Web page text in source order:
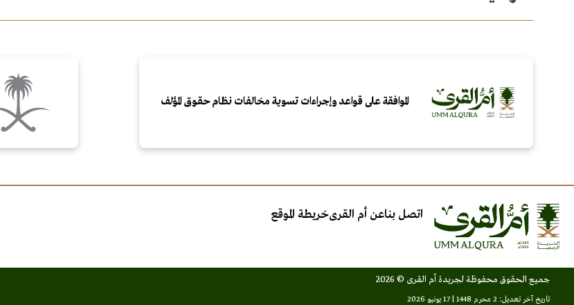
الموافقة على قواعد وإجراءات تسوية مخالفات نظام حقـوق المؤلف
اتصل بناعن أم القرىخريطة الموقع
جميع الحقوق محفوظة لجريدة أم القرى © 2026
تاريخ آخر تعديل: 2 محرم 1448 | 17 يونيو 2026